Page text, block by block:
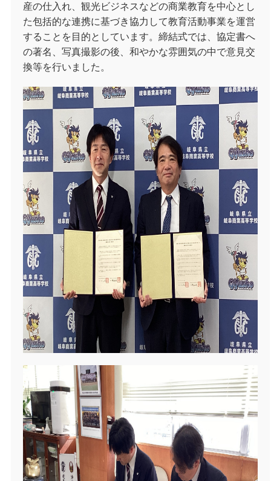
産の仕入れ、観光ビジネスなどの商業教育を中心とし
た包括的な連携に基づき協力して教育活動事業を運営
することを目的としています。締結式では、協定書へ
の著名、写真撮影の後、和やかな雰囲気の中で意見交
換等を行いました。